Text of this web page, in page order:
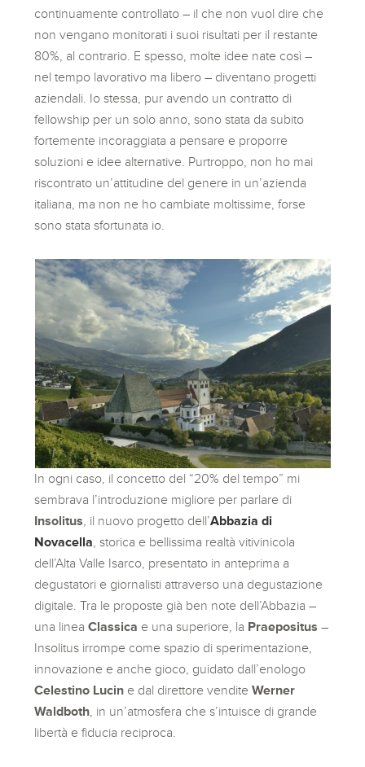
continuamente controllato – il che non vuol dire che
non vengano monitorati i suoi risultati per il restante
80%, al contrario. E spesso, molte idee nate così –
nel tempo lavorativo ma libero – diventano progetti
aziendali. Io stessa, pur avendo un contratto di
fellowship per un solo anno, sono stata da subito
fortemente incoraggiata a pensare e proporre
soluzioni e idee alternative. Purtroppo, non ho mai
riscontrato un’attitudine del genere in un’azienda
italiana, ma non ne ho cambiate moltissime, forse
sono stata sfortunata io.
In ogni caso, il concetto del “20% del tempo” mi
sembrava l’introduzione migliore per parlare di
Insolitus , il nuovo progetto dell’Abbazia di
Novacella , storica e bellissima realtà vitivinicola
dell’Alta Valle Isarco, presentato in anteprima a
degustatori e giornalisti attraverso una degustazione
digitale. Tra le proposte già ben note dell’Abbazia –
una lineaClassica e una superiore, la Praepositus –
Insolitus irrompe come spazio di sperimentazione,
innovazione e anche gioco, guidato dall’enologo
Celestino Lucin e dal direttore venditeWerner
Waldboth , in un’atmosfera che s’intuisce di grande
libertà e fiducia reciproca.